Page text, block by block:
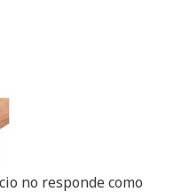
no responde como